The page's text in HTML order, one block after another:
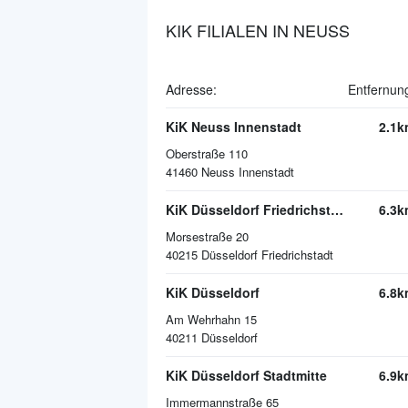
KIK FILIALEN IN NEUSS
Adresse:
KiK Neuss Innenstadt
Oberstraße 110
41460 Neuss Innenstadt
KiK Düsseldorf Friedrichstadt
Morsestraße 20
40215 Düsseldorf Friedrichstadt
KiK Düsseldorf
Am Wehrhahn 15
40211 Düsseldorf
KiK Düsseldorf Stadtmitte
Immermannstraße 65